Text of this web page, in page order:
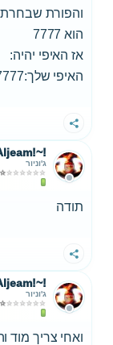
והפורת
הוא 7777
אז האיפי יהיה:
האיפי שלך:7777
שתף
ג'וניור
תודה
שתף
ג'וניור
ואחי צריך מוד